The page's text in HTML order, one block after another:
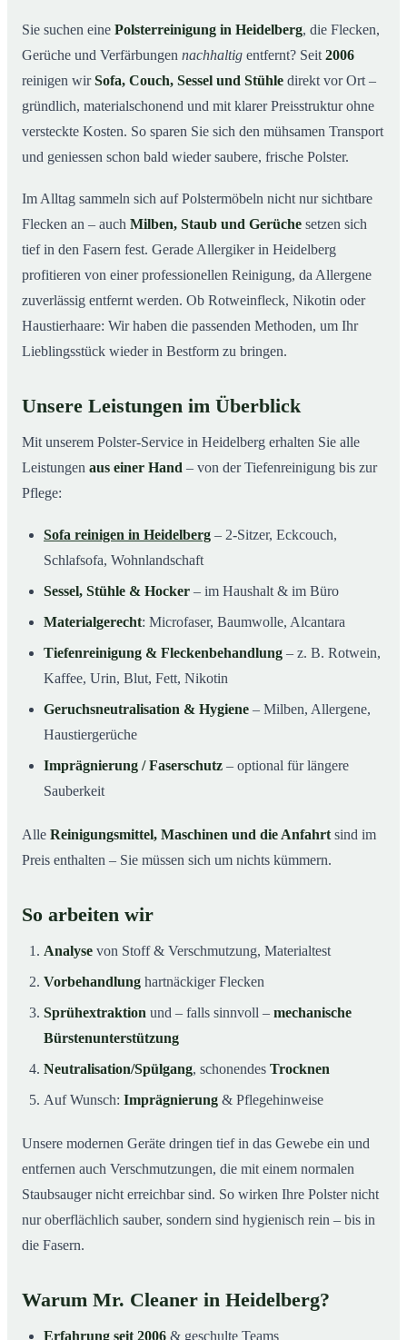
03So arbeiten wir
04Warum Mr. Cleaner in Heidelberg?
05Polsterreinigung in Heidelberg und Umgebung
Verwandte Leistungen (für mehr Sauberkeit im
Verbund)
08Jetzt kostenloses Angebot einholen
09So läuft eine professionelle Polsterreinigung in
Heidelberg ab
Sie suchen eine Polsterreinigung in Heidelberg, die Flecken,
Gerüche und Verfärbungen nachhaltig entfernt? Seit 2006
reinigen wirSofa, Couch, Sessel und Stühle direkt vor Ort –
gründlich, materialschonend und mit klarer Preisstruktur ohne
versteckte Kosten. So sparen Sie sich den mühsamen Transport
und geniessen schon bald wieder saubere, frische Polster.
Im Alltag sammeln sich auf Polstermöbeln nicht nur sichtbare
Flecken an – auch Milben, Staub und Gerüche setzen sich
tief in den Fasern fest. Gerade Allergiker in Heidelberg
profitieren von einer professionellen Reinigung, da Allergene
zuverlässig entfernt werden. Ob Rotweinfleck, Nikotin oder
Haustierhaare: Wir haben die passenden Methoden, um Ihr
Lieblingsstück wieder in Bestform zu bringen.
Unsere Leistungen im Überblick
Mit unserem Polster-Service in Heidelberg erhalten Sie alle
Leistungen aus einer Hand – von der Tiefenreinigung bis zur
Pflege:
Sofa reinigen in Heidelberg – 2-Sitzer, Eckcouch,
Schlafsofa, Wohnlandschaft
Sessel, Stühle & Hocker – im Haushalt & im Büro
Materialgerecht: Microfaser, Baumwolle, Alcantara
Tiefenreinigung & Fleckenbehandlung – z. B. Rotwein,
Kaffee, Urin, Blut, Fett, Nikotin
Geruchsneutralisation & Hygiene – Milben, Allergene,
Haustiergerüche
Imprägnierung / Faserschutz – optional für längere
Sauberkeit
Alle Reinigungsmittel, Maschinen und die Anfahrt sind im
Preis enthalten – Sie müssen sich um nichts kümmern.
So arbeiten wir
Analyse von Stoff & Verschmutzung, Materialtest
Vorbehandlung hartnäckiger Flecken
Sprühextraktion und – falls sinnvoll – mechanische
Bürstenunterstützung
Neutralisation/Spülgang, schonendes Trocknen
Auf Wunsch: Imprägnierung & Pflegehinweise
Unsere modernen Geräte dringen tief in das Gewebe ein und
entfernen auch Verschmutzungen, die mit einem normalen
Staubsauger nicht erreichbar sind. So wirken Ihre Polster nicht
nur oberflächlich sauber, sondern sind hygienisch rein – bis in
die Fasern.
Warum Mr. Cleaner in Heidelberg?
Erfahrung seit 2006 & geschulte Teams